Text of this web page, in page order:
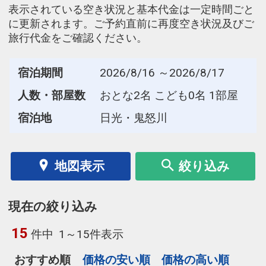
表示されている空き状況と基本代金は一定時間ごと
に更新されます。ご予約直前に再度空き状況及びご
旅行代金をご確認ください。
宿泊期間
2026/8/16 ～2026/8/17
人数・部屋数
おとな2名 こども0名 1部屋
宿泊地
日光・鬼怒川
地図表示 絞り込み
現在の絞り込み
15 件中 1～15件表示
おすすめ順
価格の安い順 価格の高い順